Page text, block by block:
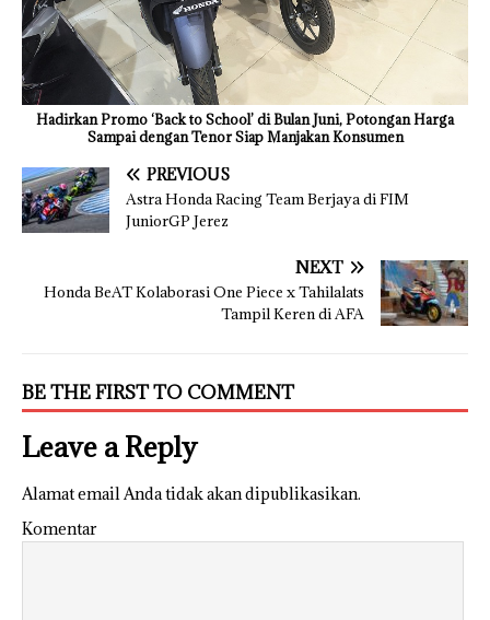
Hadirkan Promo ‘Back to School’ di Bulan Juni, Potongan Harga
Sampai dengan Tenor Siap Manjakan Konsumen
PREVIOUS
Astra Honda Racing Team Berjaya di FIM
JuniorGP Jerez
NEXT
Honda BeAT Kolaborasi One Piece x Tahilalats
Tampil Keren di AFA
BE THE FIRST TO COMMENT
Leave a Reply
Alamat email Anda tidak akan dipublikasikan.
Komentar